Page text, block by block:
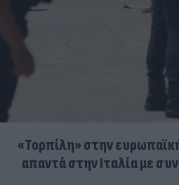
«Τορπίλη» στην
απαντά στην Ιταλία με